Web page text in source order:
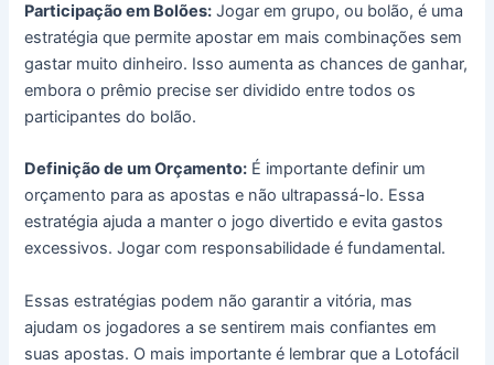
Participação em Bolões: Jogar em grupo, ou bolão, é uma
estratégia que permite apostar em mais combinações sem
gastar muito dinheiro. Isso aumenta as chances de ganhar,
embora o prêmio precise ser dividido entre todos os
participantes do bolão.
Definição de um Orçamento: É importante definir um
orçamento para as apostas e não ultrapassá-lo. Essa
estratégia ajuda a manter o jogo divertido e evita gastos
excessivos. Jogar com responsabilidade é fundamental.
Essas estratégias podem não garantir a vitória, mas
ajudam os jogadores a se sentirem mais confiantes em
suas apostas. O mais importante é lembrar que a Lotofácil